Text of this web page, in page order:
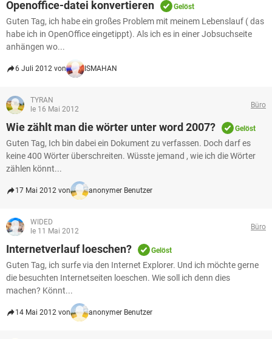
Openoffice-datei konvertieren Gelöst
Guten Tag, ich habe ein großes Problem mit meinem Lebenslauf ( das
habe ich in OpenOffice eingetippt). Als ich es in einer Jobsuchseite
anhängen wo...
6 Juli 2012 von ISMAHAN
TYRAN
le 16 Mai 2012
Büro
Wie zählt man die wörter unter word 2007? Gelöst
Guten Tag, Ich bin dabei ein Dokument zu verfassen. Doch darf es
keine 400 Wörter überschreiten. Wüsste jemand , wie ich die Wörter
zählen könnt...
17 Mai 2012 von anonymer Benutzer
WIDED
le 11 Mai 2012
Büro
Internetverlauf loeschen? Gelöst
Guten Tag, ich surfe via den Internet Explorer. Und ich möchte gerne
die besuchten Internetseiten loeschen. Wie soll ich denn dies
machen? Könnt...
14 Mai 2012 von anonymer Benutzer